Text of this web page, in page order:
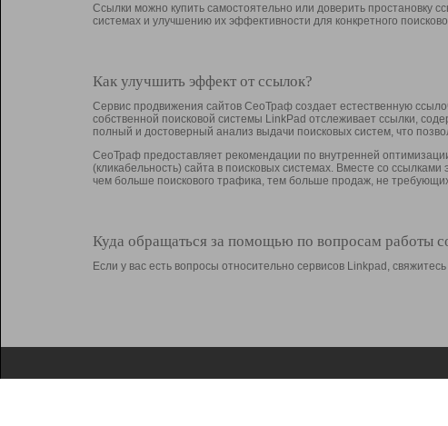
Ссылки можно купить самостоятельно или доверить простановку
системах и улучшению их эффективности для конкретного
Как улучшить эффект от ссылок?
Сервис продвижения сайтов СеоТраф создает естественную
собственной поисковой системы LinkPad отслеживает ссылки,
полный и достоверный анализ выдачи поисковых систем, что
СеоТраф предоставляет рекомендации по внутренней
(кликабельность) сайта в поисковых системах. Вместе со
чем больше поискового трафика, тем больше продаж, не
Куда обращаться за помощью по вопросам работы
Если у вас есть вопросы относительно сервисов Linkpad,